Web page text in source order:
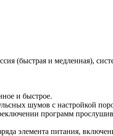
(быстрая и медленная),
и быстрое.
шумов с настройкой
программ
элемента питания,